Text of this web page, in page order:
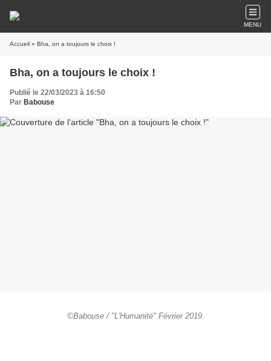
MENU
Accueil » Bha, on a toujours le choix !
Bha, on a toujours le choix !
Publié le 22/03/2023 à 16:50
Par Babouse
©Babouse / "L'Humanité" Février 2019.